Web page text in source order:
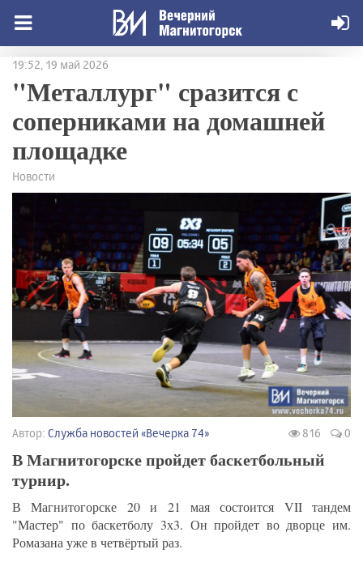
19:52, 19 май 2026
"Металлург" сразится с
соперниками на домашней
площадке
Новости
Автор: Служба новостей «Вечерка 74» 816 0
В Магнитогорске пройдет баскетбольный
турнир.
В Магнитогорске 20 и 21 мая состоится VII тандем
"Мастер" по баскетболу 3х3. Он пройдет во дворце им.
Ромазана уже в четвёртый раз.